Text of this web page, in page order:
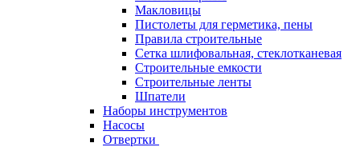
Макловицы
Пистолеты для герметика, пены
Правила строительные
Сетка шлифовальная, стеклотканевая
Строительные емкости
Строительные ленты
Шпатели
Наборы инструментов
Насосы
Отвертки